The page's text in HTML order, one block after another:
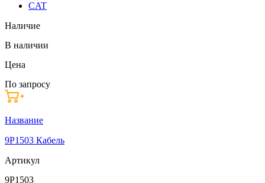
CAT
Наличие
В наличии
Цена
По запросу
Название
9P1503 Кабель
Артикул
9P1503